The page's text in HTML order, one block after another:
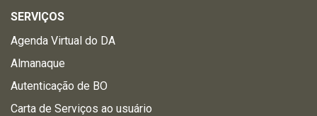
SERVIÇOS
Agenda Virtual do DA
Almanaque
Autenticação de BO
Carta de Serviços ao usuário